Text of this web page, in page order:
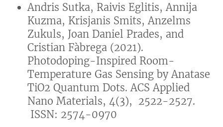
Andris Sutka, Raivis Eglitis, Annija
Kuzma, Krisjanis Smits, Anzelms
Zukuls, Joan Daniel Prades, and
Cristian Fàbrega (2021).
Photodoping-Inspired Room-
Temperature Gas Sensing by Anatase
TiO2 Quantum Dots. ACS Applied
Nano Materials, 4(3), 2522-2527.
ISSN: 2574-0970